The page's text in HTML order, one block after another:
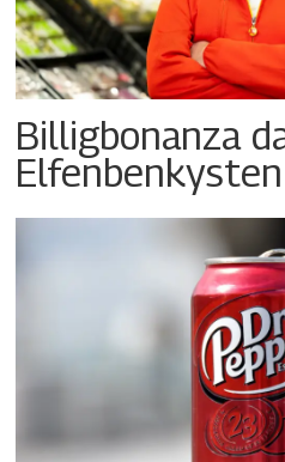
Billigbonanza
Elfenbenkysten